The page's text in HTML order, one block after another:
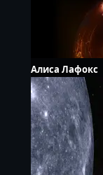
Алиса Лафокс